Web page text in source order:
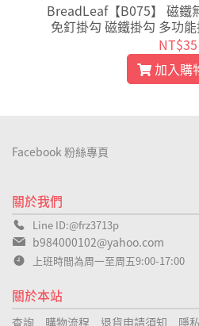
BreadLeaf【B075】 磁鐵
免釘掛勾 磁鐵掛勾 多功
NT$35
加入購
關於我們
Line ID:@frz3713p
b984000102@yahoo.com
上班時間為周一至周五9:00-17:00
關於本站
查詢 購物流程 退貨申請須知 隱
Facebook 粉絲專頁